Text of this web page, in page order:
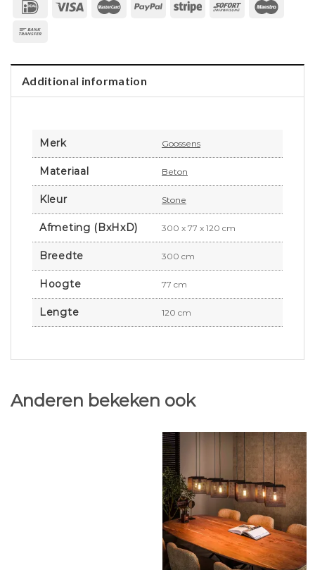
Additional information
Merk Goossens
Materiaal Beton
Kleur Stone
Afmeting (BxHxD) 300 x 77 x 120 cm
Breedte 300 cm
Hoogte 77 cm
Lengte 120 cm
Anderen bekeken ook